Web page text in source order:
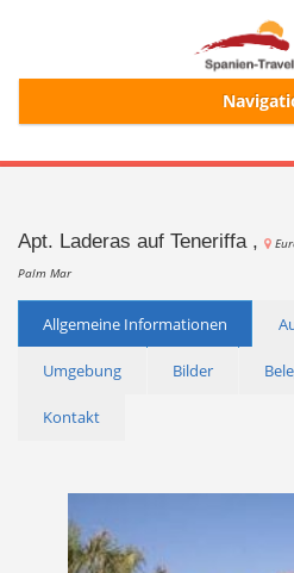
Start
Alle
Apt. Laderas auf Teneriffa ,
Palm Mar
Allgemeine Informationen
Umgebung Bilder
Kontakt